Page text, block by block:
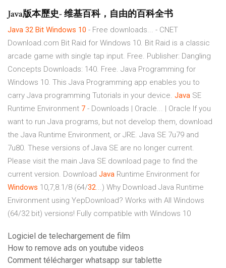
Java版本歷史- 维基百科，自由的百科全书
Java 32 Bit Windows 10 - Free downloads... - CNET
Download.com Bit Raid for Windows 10. Bit Raid is a classic
arcade game with single tap input. Free. Publisher: Dangling
Concepts Downloads: 140. Free. Java Programming for
Windows 10. This Java Programming app enables you to
carry Java programming Tutorials in your device. Java SE
Runtime Environment 7 - Downloads | Oracle... | Oracle If you
want to run Java programs, but not develop them, download
the Java Runtime Environment, or JRE. Java SE 7u79 and
7u80. These versions of Java SE are no longer current.
Please visit the main Java SE download page to find the
current version. Download Java Runtime Environment for
Windows 10,7,8.1/8 (64/32...) Why Download Java Runtime
Environment using YepDownload? Works with All Windows
(64/32 bit) versions! Fully compatible with Windows 10
Logiciel de telechargement de film
How to remove ads on youtube videos
Comment télécharger whatsapp sur tablette